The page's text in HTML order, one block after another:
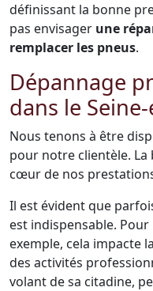
définissant la bonne
pas envisager une
remplacer les pneus.
Dépannage
dans le
Nous tenons à être
pour notre clientèle. La
cœur de nos
Il est évident que
est indispensable.
exemple, cela impacte
des activités
volant de sa citadine,